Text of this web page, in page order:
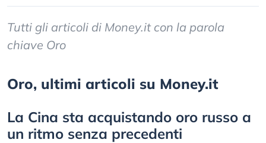
Tutti gli articoli di Money.it con la parola
chiave Oro
Oro, ultimi articoli su Money.it
La Cina sta acquistando oro russo a
un ritmo senza precedenti